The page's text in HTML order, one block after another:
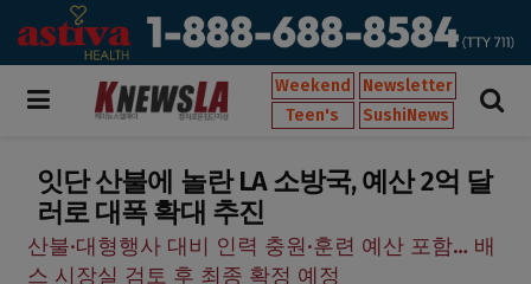
Weekend
Newsletter
Teen's
SushiNews
잇단 산불에 놀란 LA 소방국, 예산 2억 달
러로 대폭 확대 추진
산불·대형행사 대비 인력 충원·훈련 예산 포함… 배
스 시장실 검토 후 최종 확정 예정